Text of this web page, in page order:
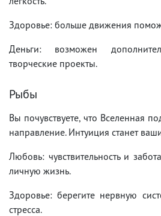
Здоровье: больше движения
Деньги: возможен
творческие проекты.
Рыбы
Вы почувствуете, что Вселенная
направление. Интуиция станет
Любовь: чувствительность и
личную жизнь.
Здоровье: берегите нервную
стресса.